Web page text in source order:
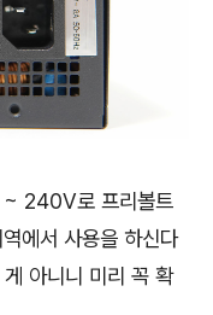
240V로 프리볼트
에서 사용을 하신다
아니니 미리 꼭 확